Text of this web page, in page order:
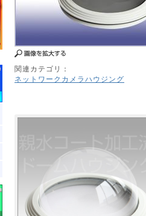
関連カテゴリ：
ネットワークカメラハウジング